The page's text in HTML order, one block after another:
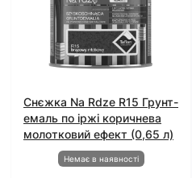
Снєжка Na Rdze R15 Грунт-
емаль по іржі коричнева
молотковий ефект (0,65 л)
Немає в наявності